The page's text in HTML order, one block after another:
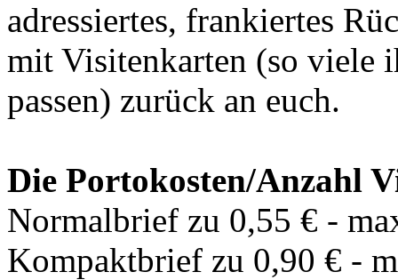
adressiertes, frankiertes
mit Visitenkarten (so viele
passen) zurück an euch.
Die Portokosten/Anzahl
Normalbrief zu 0,55 € -
Kompaktbrief zu 0,90 € -